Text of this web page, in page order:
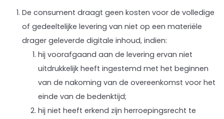
De consument draagt geen kosten voor de volledige
of gedeeltelijke levering van niet op een materiële
drager geleverde digitale inhoud, indien:
hij voorafgaand aan de levering ervan niet
uitdrukkelijk heeft ingestemd met het beginnen
van de nakoming van de overeenkomst voor het
einde van de bedenktijd;
hij niet heeft erkend zijn herroepingsrecht te